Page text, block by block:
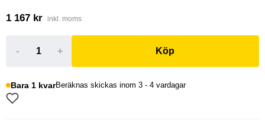
1 167 kr inkl. moms
- + Köp
Bara 1 kvarBeräknas skickas inom 3 - 4 vardagar